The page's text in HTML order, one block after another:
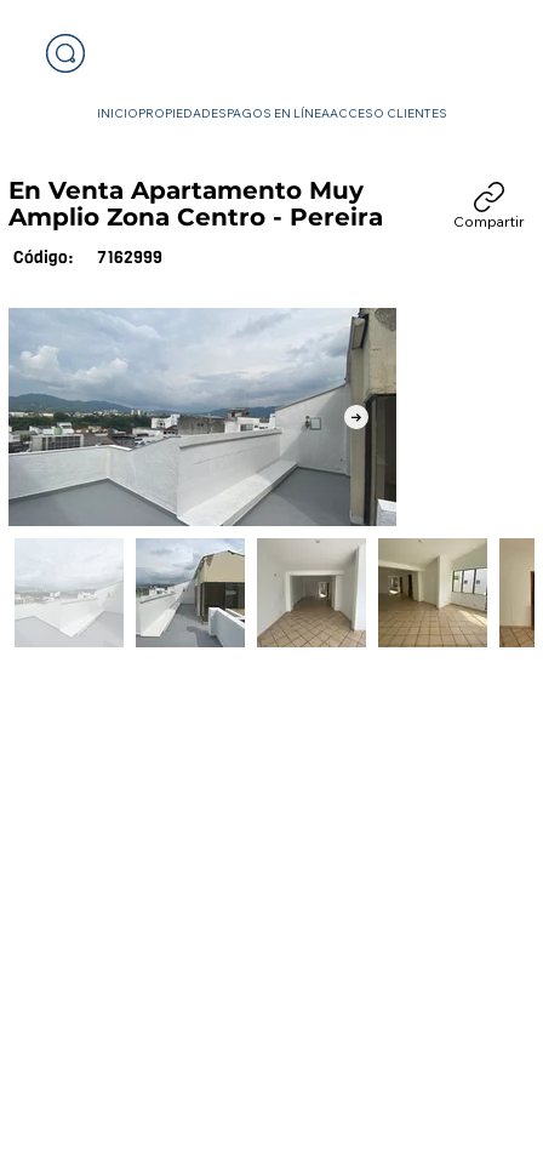
INICIOPROPIEDADESPAGOS EN LÍNEAACCESO CLIENTES
En Venta Apartamento Muy
Amplio Zona Centro - Pereira
Código: 7162999
Compartir